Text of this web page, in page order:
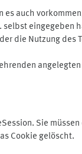
auch
die Nutzung
Sie
Cookie gelöscht.